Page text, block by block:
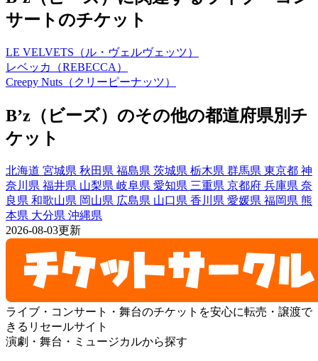
サートのチケット
LE VELVETS（ル・ヴェルヴェッツ）
レベッカ（REBECCA）
Creepy Nuts（クリーピーナッツ）
B’z（ビーズ）のその他の都道府県別チ
ケット
北海道 宮城県 秋田県 福島県 茨城県 栃木県 群馬県 東京都 神
奈川県 福井県 山梨県 岐阜県 愛知県 三重県 京都府 兵庫県 奈
良県 和歌山県 岡山県 広島県 山口県 香川県 愛媛県 福岡県 熊
本県 大分県 沖縄県
2026-08-03更新
ライブ・コンサート・舞台のチケットを安心に転売・譲渡で
きるリセールサイト
演劇・舞台・ミュージカルから探す